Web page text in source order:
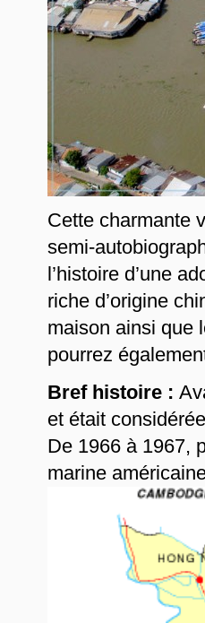
Cette charmante
semi-
l’histoire d’une
riche d’origine
maison ainsi que
pourrez
Bref histoire :
et était
De 1966 à 1967,
marine